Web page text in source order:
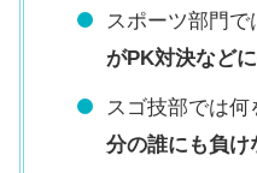
スポーツ部門で
がPK対決など
スゴ技部では何
分の誰にも負け